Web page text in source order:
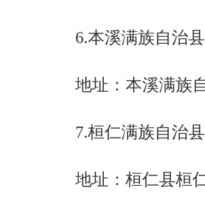
6.本溪满族自治
地址：本溪满族
7.桓仁满族自治
地址：桓仁县桓